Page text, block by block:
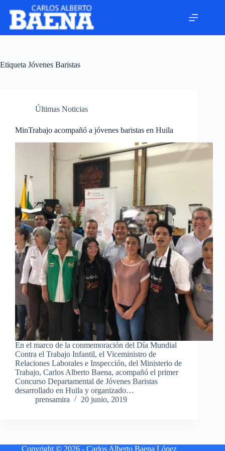
Etiqueta Jóvenes Baristas
Últimas Noticias
MinTrabajo acompañó a jóvenes baristas en Huila
En el marco de la conmemoración del Día Mundial
Contra el Trabajo Infantil, el Viceministro de
Relaciones Laborales e Inspección, del Ministerio de
Trabajo, Carlos Alberto Baena, acompañó el primer
Concurso Departamental de Jóvenes Baristas
desarrollado en Huila y organizado…
prensamira
20 junio, 2019
Copyright © 2026 - Carlos Alberto Baena López